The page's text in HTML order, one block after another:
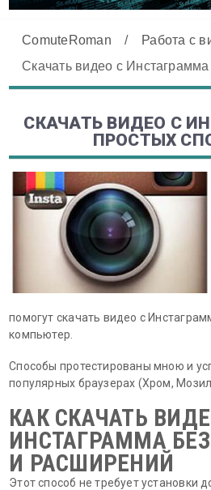
ComuteRoman / Работа с
Скачать видео с
СКАЧАТЬ ВИДЕО С
ПРОСТЫХ
помогут скачать видео с
компьютер.
Способы протестированы мною и
популярных браузерах (Хром,
КАК СКАЧАТЬ
ИНСТАГРАММА
И РАСШИРЕНИЙ
Этот способ не требует установки